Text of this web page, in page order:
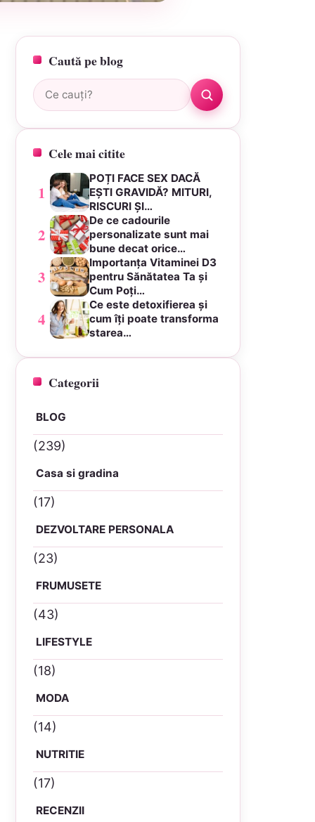
Caută pe blog
Caută:
Cele mai citite
1
POȚI FACE SEX DACĂ
EȘTI GRAVIDĂ? MITURI,
RISCURI ȘI…
2
De ce cadourile
personalizate sunt mai
bune decat orice…
3
Importanța Vitaminei D3
pentru Sănătatea Ta și
Cum Poți…
4
Ce este detoxifierea și
cum îți poate transforma
starea…
Categorii
BLOG
(239)
Casa si gradina
(17)
DEZVOLTARE PERSONALA
(23)
FRUMUSETE
(43)
LIFESTYLE
(18)
MODA
(14)
NUTRITIE
(17)
RECENZII